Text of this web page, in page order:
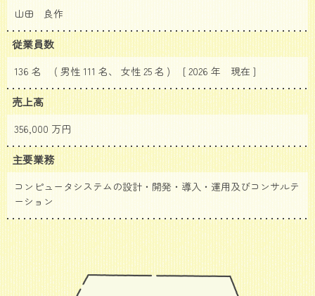
山田 良作
従業員数
136 名 ( 男性 111 名、 女性 25 名 ) [ 2026 年 現在 ]
売上高
356,000 万円
主要業務
コンピュータシステムの設計・開発・導入・運用及びコンサルテ
ーション